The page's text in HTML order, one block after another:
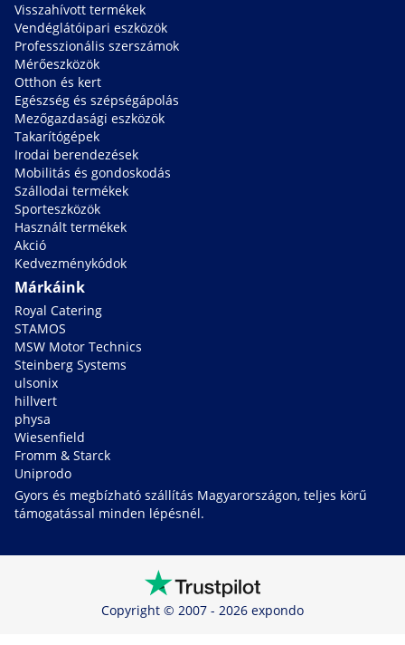
Visszahívott termékek
Vendéglátóipari eszközök
Professzionális szerszámok
Mérőeszközök
Otthon és kert
Egészség és szépségápolás
Mezőgazdasági eszközök
Takarítógépek
Irodai berendezések
Mobilitás és gondoskodás
Szállodai termékek
Sporteszközök
Használt termékek
Akció
Kedvezménykódok
Márkáink
Royal Catering
STAMOS
MSW Motor Technics
Steinberg Systems
ulsonix
hillvert
physa
Wiesenfield
Fromm & Starck
Uniprodo
Gyors és megbízható szállítás Magyarországon, teljes körű
támogatással minden lépésnél.
Copyright © 2007 - 2026 expondo